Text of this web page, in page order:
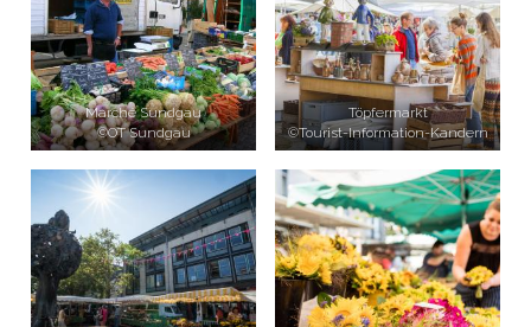
Marché Sundgau
©OT Sundgau
Töpfermarkt
©Tourist-Information-Kandern